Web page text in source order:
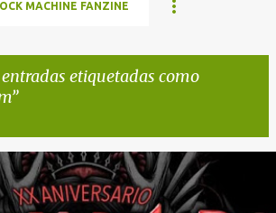
MACHINE FANZINE
etiquetadas como